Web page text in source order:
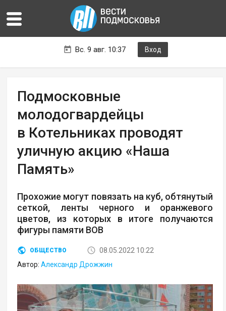
Вс. 9 авг. 10:37 Вход
Подмосковные
молодогвардейцы
в Котельниках проводят
уличную акцию «Наша
Память»
Прохожие могут повязать на куб, обтянутый
сеткой, ленты черного и оранжевого
цветов, из которых в итоге получаются
фигуры памяти ВОВ
ОБЩЕСТВО
08.05.2022 10:22
Автор:Александр Дрожжин